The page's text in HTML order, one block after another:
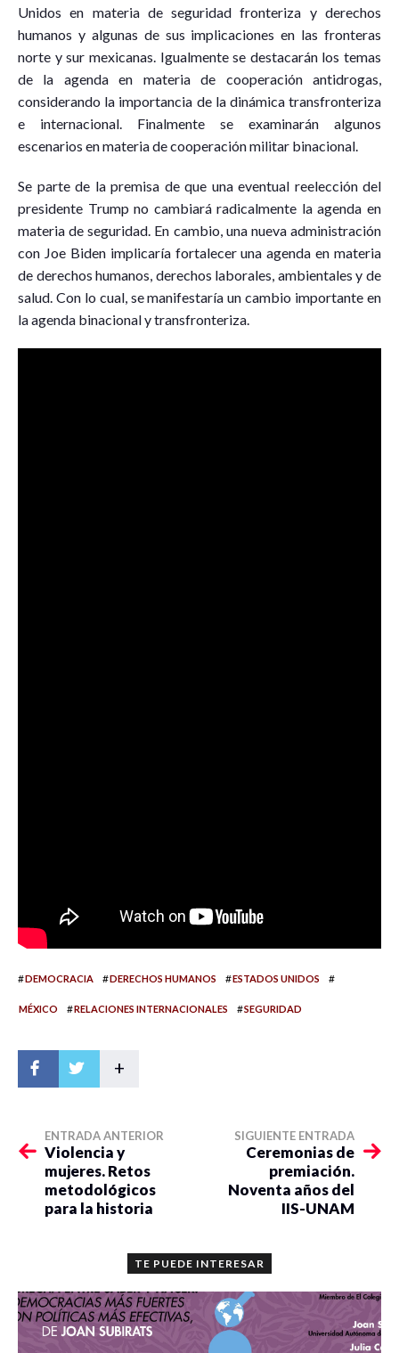
Unidos en materia de seguridad fronteriza y derechos
humanos y algunas de sus implicaciones en las fronteras
norte y sur mexicanas. Igualmente se destacarán los temas
de la agenda en materia de cooperación antidrogas,
considerando la importancia de la dinámica transfronteriza
e internacional. Finalmente se examinarán algunos
escenarios en materia de cooperación militar binacional.
Se parte de la premisa de que una eventual reelección del
presidente Trump no cambiará radicalmente la agenda en
materia de seguridad. En cambio, una nueva administración
con Joe Biden implicaría fortalecer una agenda en materia
de derechos humanos, derechos laborales, ambientales y de
salud. Con lo cual, se manifestaría un cambio importante en
la agenda binacional y transfronteriza.
#DEMOCRACIA #DERECHOS HUMANOS #ESTADOS UNIDOS #
MÉXICO #RELACIONES INTERNACIONALES #SEGURIDAD
+
ENTRADA ANTERIOR
Violencia y
mujeres. Retos
metodológicos
para la historia
SIGUIENTE ENTRADA
Ceremonias de
premiación.
Noventa años del
IIS-UNAM
TE PUEDE INTERESAR